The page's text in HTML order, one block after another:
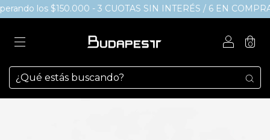
los $150.000 - 3 CUOTAS SIN INTERÉS / 6 EN COMPRAS
0